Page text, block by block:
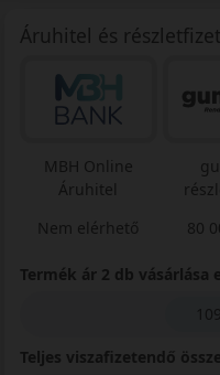
Áruhitel és
MBH Online
Áruhitel
Nem elérhető
80
Termék ár 2 db vásárlása
Teljes viszafizetendő